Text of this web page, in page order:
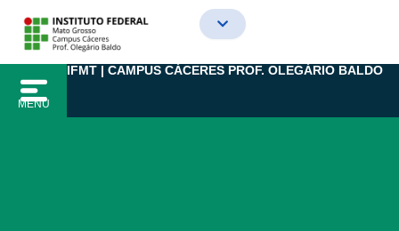
para
MENU
IFMT | CAMPUS CÁCERES PROF. OLEGÁRIO BALDO